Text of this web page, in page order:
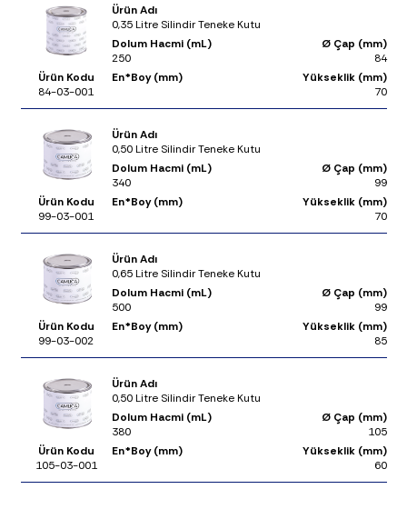
Ürün Adı
0,35 Litre Silindir Teneke Kutu
Dolum Hacmi (mL)
250
Ø Çap (mm)
84
Ürün Kodu
84-03-001
En*Boy (mm)
Yükseklik (mm)
70
Ürün Adı
0,50 Litre Silindir Teneke Kutu
Dolum Hacmi (mL)
340
Ø Çap (mm)
99
Ürün Kodu
99-03-001
En*Boy (mm)
Yükseklik (mm)
70
Ürün Adı
0,65 Litre Silindir Teneke Kutu
Dolum Hacmi (mL)
500
Ø Çap (mm)
99
Ürün Kodu
99-03-002
En*Boy (mm)
Yükseklik (mm)
85
Ürün Adı
0,50 Litre Silindir Teneke Kutu
Dolum Hacmi (mL)
380
Ø Çap (mm)
105
Ürün Kodu
105-03-001
En*Boy (mm)
Yükseklik (mm)
60